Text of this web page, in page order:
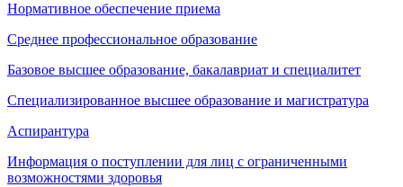
Нормативное обеспечение приема
Среднее профессиональное образование
Базовое высшее образование, бакалавриат и специалитет
Специализированное высшее образование и магистратура
Аспирантура
Информация о поступлении для лиц с ограниченными
возможностями здоровья